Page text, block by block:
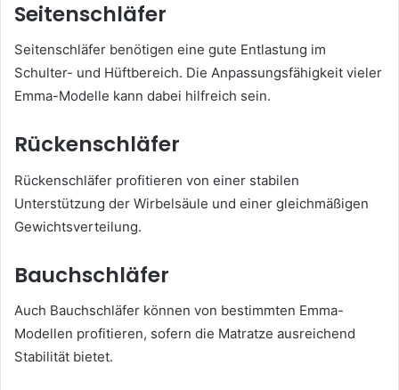
Seitenschläfer
Seitenschläfer benötigen eine gute Entlastung im
Schulter- und Hüftbereich. Die Anpassungsfähigkeit vieler
Emma-Modelle kann dabei hilfreich sein.
Rückenschläfer
Rückenschläfer profitieren von einer stabilen
Unterstützung der Wirbelsäule und einer gleichmäßigen
Gewichtsverteilung.
Bauchschläfer
Auch Bauchschläfer können von bestimmten Emma-
Modellen profitieren, sofern die Matratze ausreichend
Stabilität bietet.